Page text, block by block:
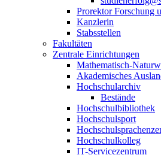
Prorektor Forschung
Kanzlerin
Stabsstellen
Fakultäten
Zentrale Einrichtungen
Mathematisch-
Akademisches
Hochschularchiv
Bestände
Hochschulbibliothek
Hochschulsport
Hochschulkolleg
IT-Servicezentrum